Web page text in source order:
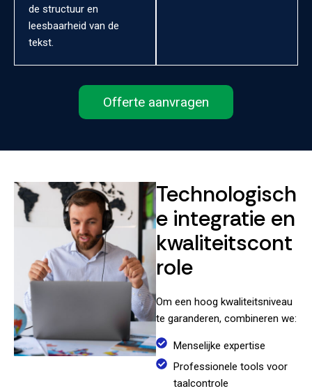
de structuur en
leesbaarheid van de
tekst.
Offerte aanvragen
Technologisch
e integratie en
kwaliteitscont
role
Om een hoog kwaliteitsniveau
te garanderen, combineren we:
Menselijke expertise
Professionele tools voor
taalcontrole